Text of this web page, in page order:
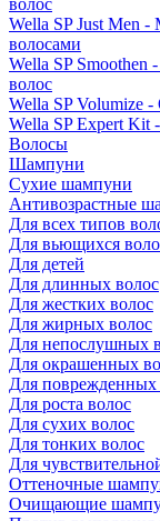
волос
Wella SP Just Men -
волосами
Wella SP Smoothen
волос
Wella SP Volumize
Wella SP Expert Kit
Волосы
Шампуни
Сухие шампуни
Антивозрастные
Для всех типов
Для вьющихся
Для детей
Для длинных волос
Для жестких волос
Для жирных волос
Для непослушных
Для окрашенных
Для поврежденных
Для роста волос
Для сухих волос
Для тонких волос
Для
Оттеночные
Очищающие